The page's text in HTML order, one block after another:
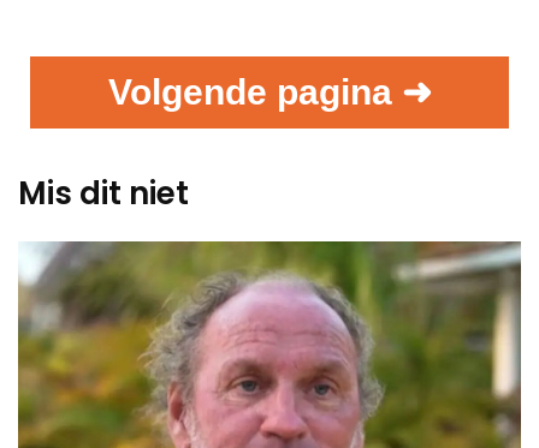
Volgende pagina ➜
Mis dit niet